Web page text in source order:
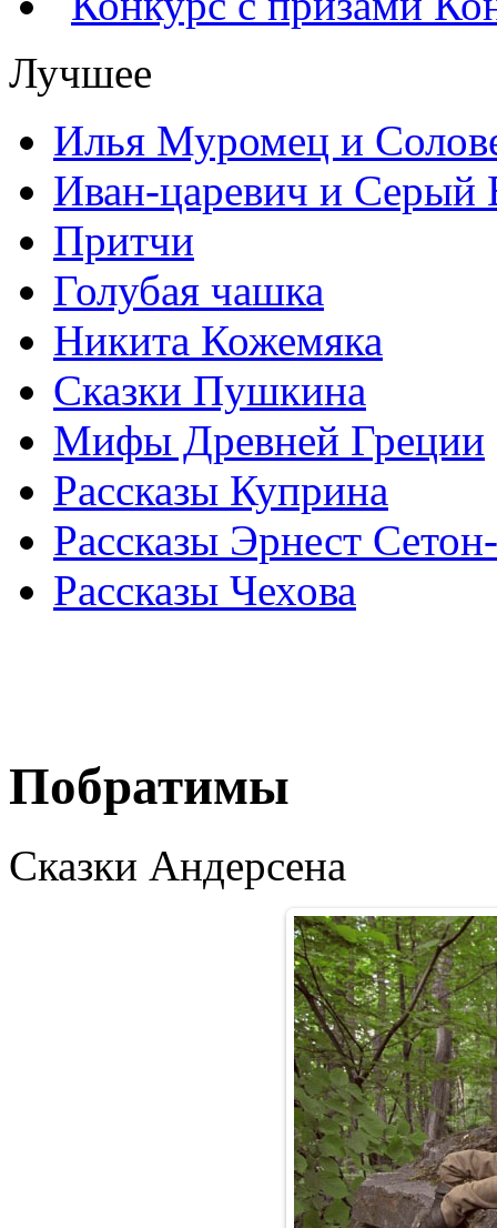
Лучшее
Илья Муромец и
Иван-царевич и Серый
Притчи
Голубая чашка
Никита Кожемяка
Сказки Пушкина
Мифы Древней Греции
Рассказы Куприна
Рассказы Эрнест
Рассказы Чехова
Побратимы
Сказки Андерсена